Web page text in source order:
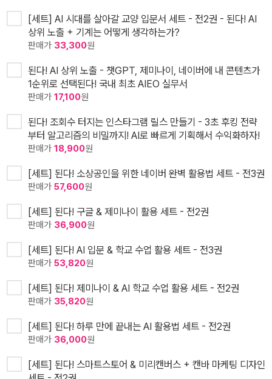
[세트] AI 시대를 살아갈 교양 입문서 세트 - 전2권 - 된다! AI
상위 노출 + 기계는 어떻게 생각하는가?
판매가 33,300원
된다! AI 상위 노출 - 챗GPT, 제미나이, 네이버에 내 콘텐츠가
1순위로 선택된다! 국내 최초 AIEO 실무서
판매가 17,100원
된다! 조회수 터지는 인스타그램 릴스 만들기 - 3초 후킹 전략
부터 알고리즘의 비밀까지! AI로 빠르게 기획해서 수익화하자!
판매가 18,900원
[세트] 된다! 소상공인을 위한 네이버 완벽 활용법 세트 - 전3권
판매가 57,600원
[세트] 된다! 구글 & 제미나이 활용 세트 - 전2권
판매가 36,900원
[세트] 된다! AI 입문 & 학교 수업 활용 세트 - 전3권
판매가 53,820원
[세트] 된다! 제미나이 & AI 학교 수업 활용 세트 - 전2권
판매가 35,820원
[세트] 된다! 하루 만에 끝내는 AI 활용법 세트 - 전2권
판매가 36,000원
[세트] 된다! 스마트스토어 & 미리캔버스 + 캔바 마케팅 디자인